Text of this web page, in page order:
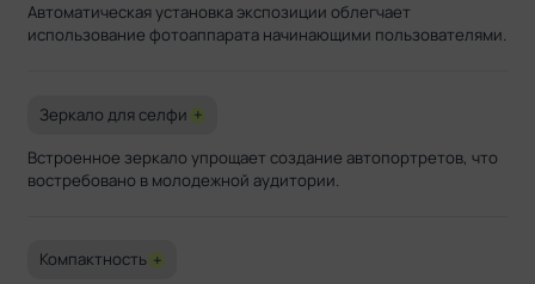
Автоматическая установка экспозиции облегчает
использование фотоаппарата начинающими пользователями.
Зеркало для селфи +
Встроенное зеркало упрощает создание автопортретов, что
востребовано в молодежной аудитории.
Компактность +